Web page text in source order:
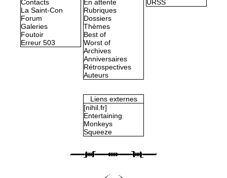
Contacts
La Saint-Con
Forum
Galeries
Foutoir
Erreur 503
En attente
Rubriques
Dossiers
Thèmes
Best of
Worst of
Archives
Anniversaires
Rétrospectives
Auteurs
URSS
Liens externes
[nihil.fr]
Entertaining
Monkeys
Squeeze